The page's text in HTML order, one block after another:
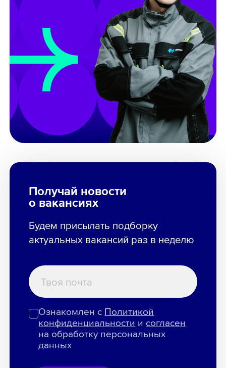
Получай новости
о вакансиях
Будем присылать подборку
актуальных вакансий раз в неделю
Ознакомлен с Политикой
конфиденциальности и согласен
на обработку персональных
данных